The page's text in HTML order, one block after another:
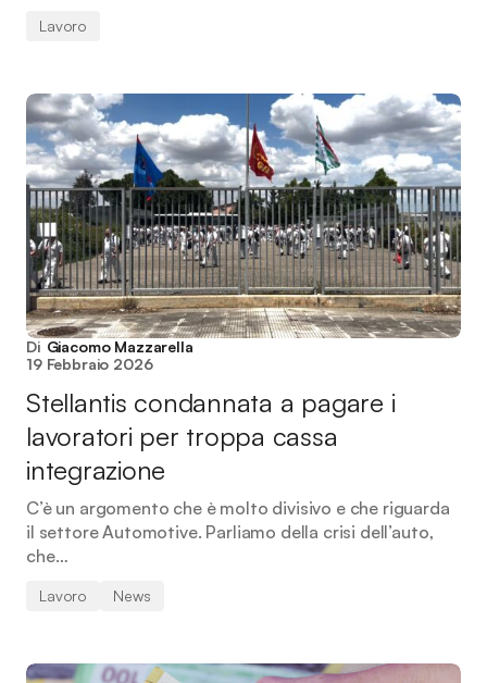
Lavoro
Di Giacomo Mazzarella
19 Febbraio 2026
Stellantis condannata a pagare i
lavoratori per troppa cassa
integrazione
C’è un argomento che è molto divisivo e che riguarda
il settore Automotive. Parliamo della crisi dell’auto,
che…
Lavoro News